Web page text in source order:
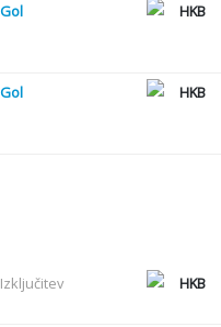
Gol HKB
Gol HKB
Izključitev HKB